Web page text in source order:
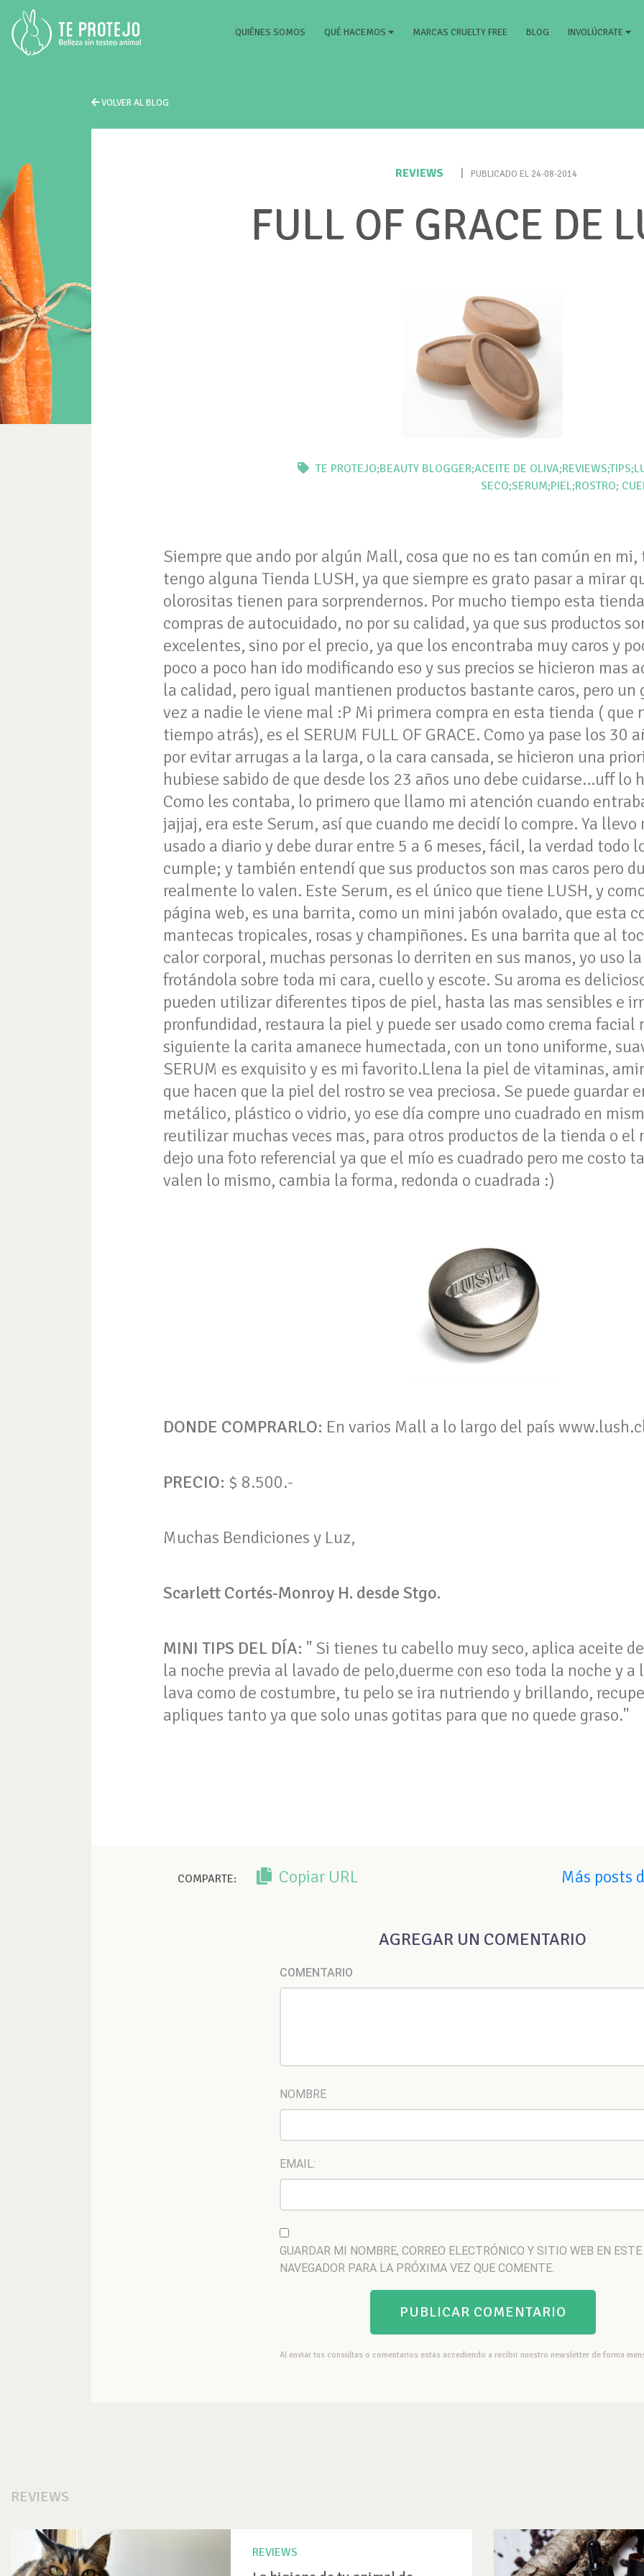
QUIÉNES SOMOS (CURRENT)
QUÉ HACEMOS MARCAS CRUELTY FREE BLOG INVOLÚCRATE
VOLVER AL BLOG
REVIEWS PUBLICADO EL 24-08-2014
FULL OF GRACE DE
TE PROTEJO;BEAUTY BLOGGER;ACEITE DE
SECO;SERUM;PIEL;ROSTRO;
Siempre que ando por algún Mall, cosa que no es tan común en
tengo alguna Tienda LUSH, ya que siempre es grato pasar a mirar
olorositas tienen para sorprendernos. Por mucho tiempo esta
compras de autocuidado, no por su calidad, ya que sus productos
excelentes, sino por el precio, ya que los encontraba muy caros y
poco a poco han ido modificando eso y sus precios se hicieron mas
la calidad, pero igual mantienen productos bastante caros, pero un
vez a nadie le viene mal :P Mi primera compra en esta tienda ( que
tiempo atrás), es el SERUM FULL OF GRACE. Como ya pase los 30
por evitar arrugas a la larga, o la cara cansada, se hicieron una
hubiese sabido de que desde los 23 años uno debe cuidarse...uff lo
Como les contaba, lo primero que llamo mi atención cuando
jajjaj, era este Serum, así que cuando me decidí lo compre. Ya llevo
usado a diario y debe durar entre 5 a 6 meses, fácil, la verdad todo
cumple; y también entendí que sus productos son mas caros pero
realmente lo valen. Este Serum, es el único que tiene LUSH, y
página web, es una barrita, como un mini jabón ovalado, que esta
mantecas tropicales, rosas y champiñones. Es una barrita que al
calor corporal, muchas personas lo derriten en sus manos, yo uso
frotándola sobre toda mi cara, cuello y escote. Su aroma es
pueden utilizar diferentes tipos de piel, hasta las mas sensibles e
pronfundidad, restaura la piel y puede ser usado como crema
siguiente la carita amanece humectada, con un tono uniforme,
SERUM es exquisito y es mi favorito.Llena la piel de vitaminas,
que hacen que la piel del rostro se vea preciosa. Se puede guardar
metálico, plástico o vidrio, yo ese día compre uno cuadrado en
reutilizar muchas veces mas, para otros productos de la tienda o el
dejo una foto referencial ya que el mío es cuadrado pero me costo
valen lo mismo, cambia la forma, redonda o cuadrada :)
DONDE COMPRARLO: En varios Mall a lo largo del país
PRECIO: $ 8.500.-
Muchas Bendiciones y Luz,
Scarlett Cortés-Monroy H. desde Stgo.
MINI TIPS DEL DÍA: " Si tienes tu cabello muy seco, aplica aceite
la noche previa al lavado de pelo,duerme con eso toda la noche y
lava como de costumbre, tu pelo se ira nutriendo y brillando,
apliques tanto ya que solo unas gotitas para que no quede graso."
COMPARTE: Copiar URL Más posts
AGREGAR UN COMENTARIO
COMENTARIO
NOMBRE
EMAIL:
GUARDAR MI NOMBRE, CORREO ELECTRÓNICO Y SITIO WEB EN ESTE
NAVEGADOR PARA LA PRÓXIMA VEZ QUE COMENTE.
Al enviar tus consultas o comentarios estás accediendo a recibir nuestro newsletter de forma
REVIEWS
REVIEWS